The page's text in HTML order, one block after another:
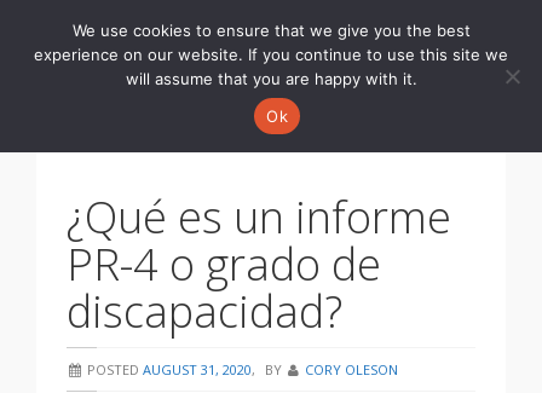
¿Qué es un informe
PR-4 o grado de
discapacidad?
POSTED AUGUST 31, 2020, BY CORY OLESON
We use cookies to ensure that we give you the best
experience on our website. If you continue to use this site we
will assume that you are happy with it.
Ok